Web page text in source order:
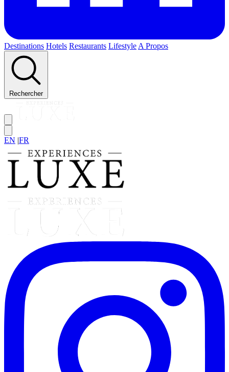
Destinations Hotels Restaurants Lifestyle A Propos
Rechercher
EN |FR